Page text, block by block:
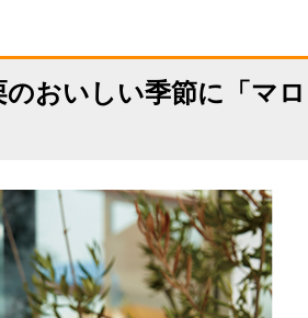
のおいしい季節に「マ